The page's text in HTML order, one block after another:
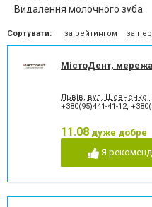
Видалення молочного зуба
Відбілювання зубів
Діагностика зубів
Зубні протези
Комп'ютерна томографія
Коронка безметалова
Коронка цільнокерамічна
Лазеротерапія в
стоматології
Лікування альвеоліту
Сортувати: за рейтингом за
МістоДент, мережа
Львів, вул. Шевченко,
+380(95)441-41-12,
11.08 дуже добре
Я